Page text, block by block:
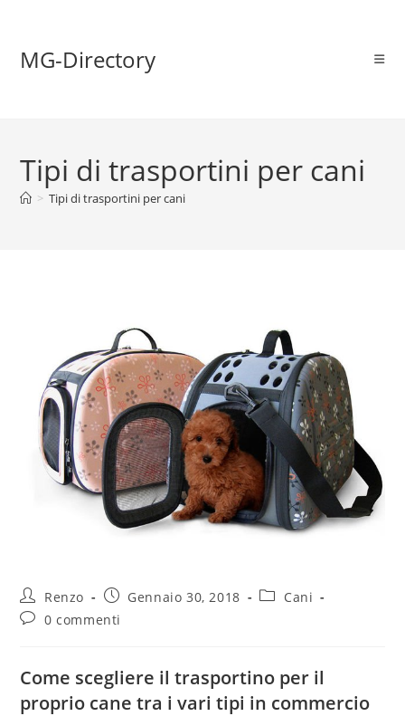
MG-Directory
Tipi di trasportini per cani
> Tipi di trasportini per cani
Renzo Gennaio 30, 2018
Cani
0 commenti
Come scegliere il trasportino per il
proprio cane tra i vari tipi in commercio